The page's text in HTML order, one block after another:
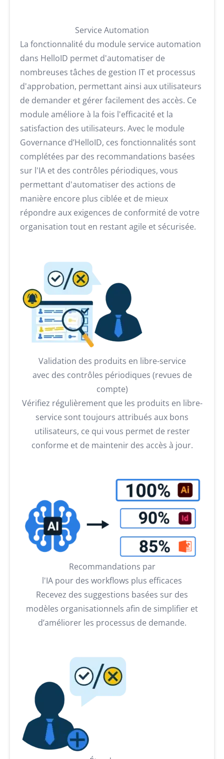
Service Automation
La fonctionnalité du module service automation
dans HelloID permet d'automatiser de
nombreuses tâches de gestion IT et processus
d'approbation, permettant ainsi aux utilisateurs
de demander et gérer facilement des accès. Ce
module améliore à la fois l'efficacité et la
satisfaction des utilisateurs. Avec le module
Governance d’HelloID, ces fonctionnalités sont
complétées par des recommandations basées
sur l'IA et des contrôles périodiques, vous
permettant d'automatiser des actions de
manière encore plus ciblée et de mieux
répondre aux exigences de conformité de votre
organisation tout en restant agile et sécurisée.
Validation des produits en libre-service
avec des contrôles périodiques (revues de
compte)
Vérifiez régulièrement que les produits en libre-
service sont toujours attribués aux bons
utilisateurs, ce qui vous permet de rester
conforme et de maintenir des accès à jour.
Recommandations par
l'IA pour des workflows plus efficaces
Recevez des suggestions basées sur des
modèles organisationnels afin de simplifier et
d’améliorer les processus de demande.